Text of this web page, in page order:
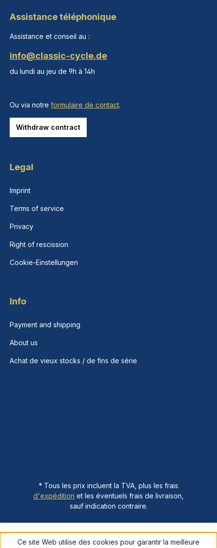
Assistance téléphonique
Assistance et conseil au :
info@classic-cycle.de
du lundi au jeu de 9h à 14h
Ou via notre formulaire de contact.
Withdraw contract
Legal
Imprint
Terms of service
Privacy
Right of rescission
Cookie-Einstellungen
Info
Payment and shipping
About us
Achat de vieux stocks / de fins de série
* Tous les prix incluent la TVA, plus les frais
d'expédition et les éventuels frais de livraison,
sauf indication contraire.
Ce site Web utilise des cookies pour garantir la meilleure